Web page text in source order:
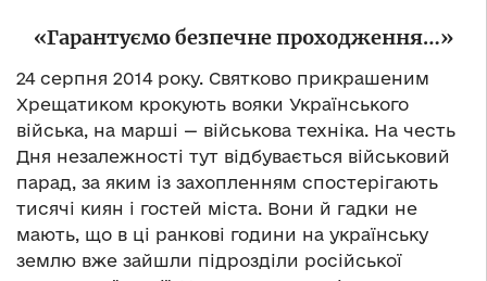
«Гарантуємо безпечне проходження…»
24 серпня 2014 року. Святково прикрашеним
Хрещатиком крокують вояки Українського
війська, на марші — військова техніка. На честь
Дня незалежності тут відбувається військовий
парад, за яким із захопленням спостерігають
тисячі киян і гостей міста. Вони й гадки не
мають, що в ці ранкові години на українську
землю вже зайшли підрозділи російської